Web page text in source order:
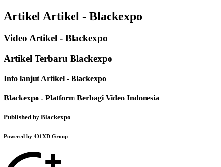
Artikel Artikel - Blackexpo
Video Artikel - Blackexpo
Artikel Terbaru Blackexpo
Info lanjut Artikel - Blackexpo
Blackexpo - Platform Berbagi Video Indonesia
Published by Blackexpo
Powered by 401XD Group